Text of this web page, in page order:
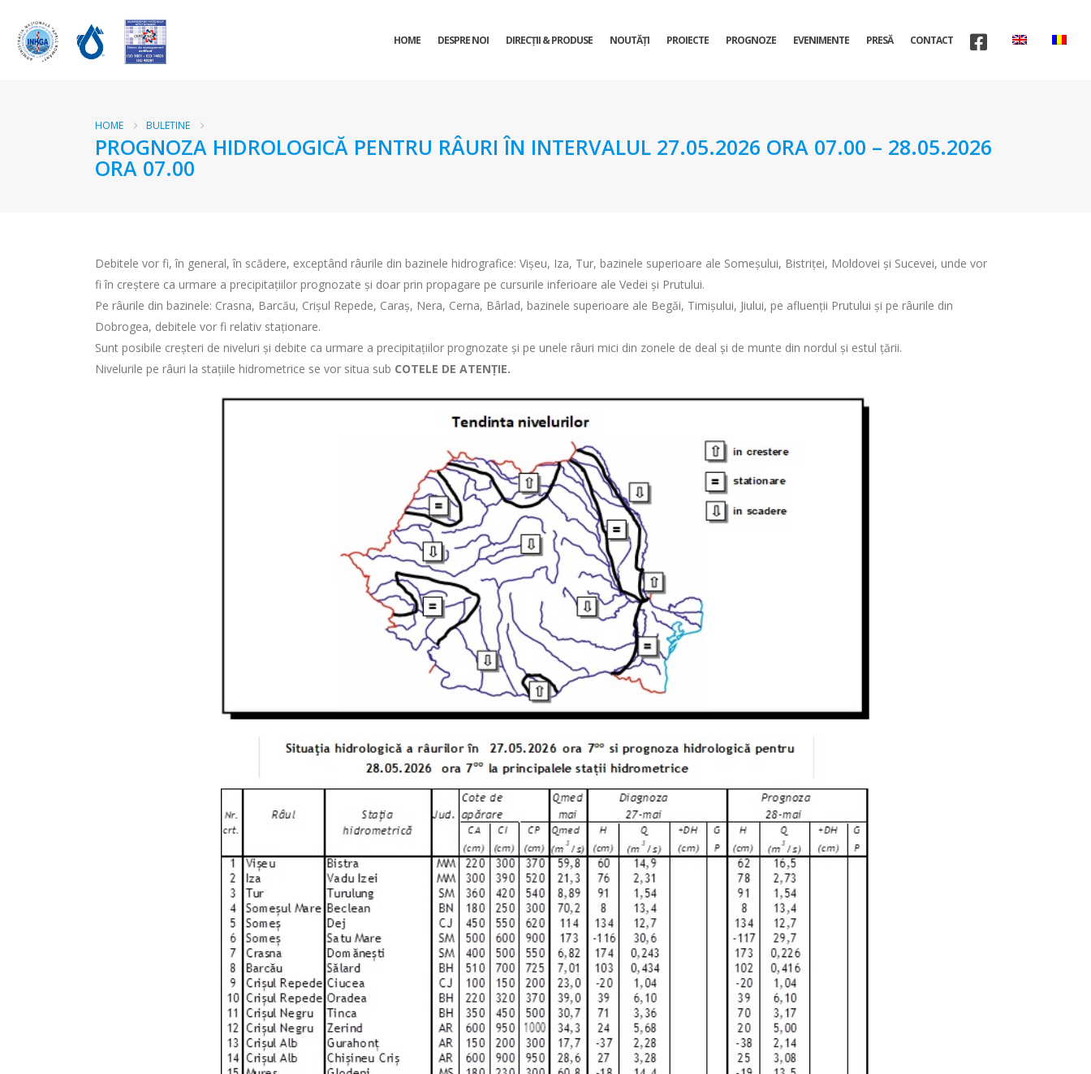
HOME DESPRE NOI DIRECŢII & PRODUSE NOUTĂȚI PROIECTE PROGNOZE EVENIMENTE PRESĂ CONTACT
HOME BULETINE
PROGNOZA HIDROLOGICĂ PENTRU RÂURI ÎN INTERVALUL 27.05.2026 ORA 07.00 – 28.05.2026
ORA 07.00
Debitele vor fi, în general, în scădere, exceptând râurile din bazinele hidrografice: Vișeu, Iza, Tur, bazinele superioare ale Someșului, Bistriței, Moldovei și Sucevei, unde vor
fi în creștere ca urmare a precipitațiilor prognozate și doar prin propagare pe cursurile inferioare ale Vedei și Prutului.
Pe râurile din bazinele: Crasna, Barcău, Crișul Repede, Caraș, Nera, Cerna, Bârlad, bazinele superioare ale Begăi, Timișului, Jiului, pe afluenții Prutului și pe râurile din
Dobrogea, debitele vor fi relativ staționare.
Sunt posibile creșteri de niveluri și debite ca urmare a precipitațiilor prognozate și pe unele râuri mici din zonele de deal și de munte din nordul și estul țării.
Nivelurile pe râuri la stațiile hidrometrice se vor situa sub COTELE DE ATENȚIE.